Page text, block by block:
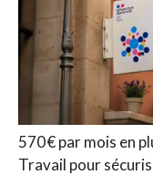
570 € par mois en
Travail pour